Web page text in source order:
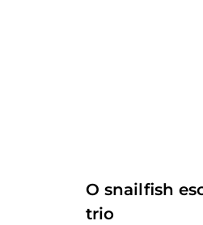
O snailfish
trio